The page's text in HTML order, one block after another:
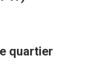
quartier